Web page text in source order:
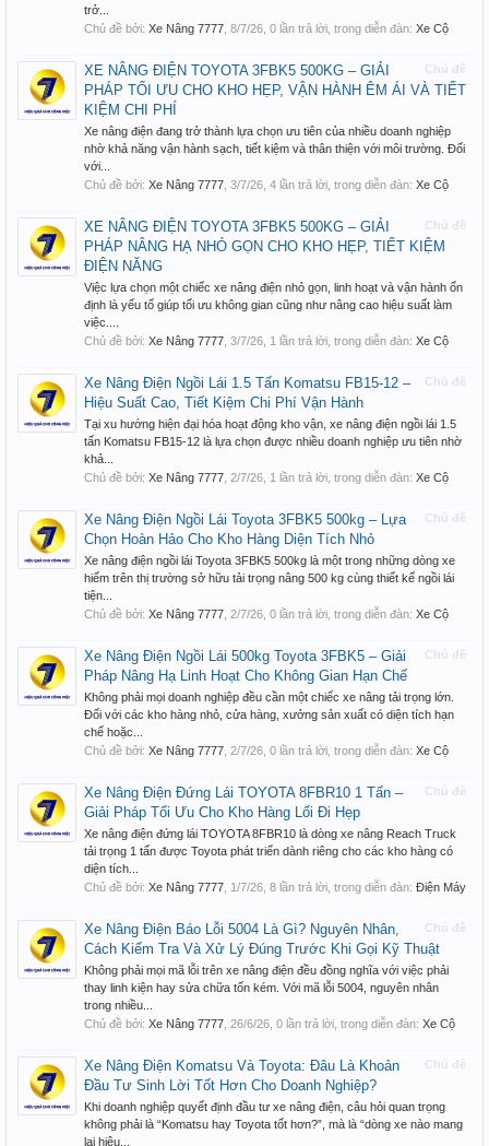
trở...
Chủ đề bởi: Xe Nâng 7777 8/7/26 , 0 lần trả lời, trong diễn đàn: Xe Cộ
Chủ đề
XE NÂNG ĐIỆN TOYOTA 3FBK5 500KG – GIẢI
PHÁP TỐI ƯU CHO KHO HẸP, VẬN HÀNH ÊM ÁI VÀ TIẾT
KIỆM CHI PHÍ
Xe nâng điện đang trở thành lựa chọn ưu tiên của nhiều doanh nghiệp
nhờ khả năng vận hành sạch, tiết kiệm và thân thiện với môi trường. Đối
với...
Chủ đề bởi: Xe Nâng 7777 3/7/26 , 4 lần trả lời, trong diễn đàn: Xe Cộ
Chủ đề
XE NÂNG ĐIỆN TOYOTA 3FBK5 500KG – GIẢI
PHÁP NÂNG HẠ NHỎ GỌN CHO KHO HẸP, TIẾT KIỆM
ĐIỆN NĂNG
Việc lựa chọn một chiếc xe nâng điện nhỏ gọn, linh hoạt và vận hành ổn
định là yếu tố giúp tối ưu không gian cũng như nâng cao hiệu suất làm
việc....
Chủ đề bởi: Xe Nâng 7777 3/7/26 , 1 lần trả lời, trong diễn đàn: Xe Cộ
Chủ đề
Xe Nâng Điện Ngồi Lái 1.5 Tấn Komatsu FB15-12 –
Hiệu Suất Cao, Tiết Kiệm Chi Phí Vận Hành
Tại xu hướng hiện đại hóa hoạt động kho vận, xe nâng điện ngồi lái 1.5
tấn Komatsu FB15-12 là lựa chọn được nhiều doanh nghiệp ưu tiên nhờ
khả...
Chủ đề bởi: Xe Nâng 7777 2/7/26 , 1 lần trả lời, trong diễn đàn: Xe Cộ
Chủ đề
Xe Nâng Điện Ngồi Lái Toyota 3FBK5 500kg – Lựa
Chọn Hoàn Hảo Cho Kho Hàng Diện Tích Nhỏ
Xe nâng điện ngồi lái Toyota 3FBK5 500kg là một trong những dòng xe
hiếm trên thị trường sở hữu tải trọng nâng 500 kg cùng thiết kế ngồi lái
tiện...
Chủ đề bởi: Xe Nâng 7777 2/7/26 , 0 lần trả lời, trong diễn đàn: Xe Cộ
Chủ đề
Xe Nâng Điện Ngồi Lái 500kg Toyota 3FBK5 – Giải
Pháp Nâng Hạ Linh Hoạt Cho Không Gian Hạn Chế
Không phải mọi doanh nghiệp đều cần một chiếc xe nâng tải trọng lớn.
Đối với các kho hàng nhỏ, cửa hàng, xưởng sản xuất có diện tích hạn
chế hoặc...
Chủ đề bởi: Xe Nâng 7777 2/7/26 , 0 lần trả lời, trong diễn đàn: Xe Cộ
Chủ đề
Xe Nâng Điện Đứng Lái TOYOTA 8FBR10 1 Tấn –
Giải Pháp Tối Ưu Cho Kho Hàng Lối Đi Hẹp
Xe nâng điện đứng lái TOYOTA 8FBR10 là dòng xe nâng Reach Truck
tải trọng 1 tấn được Toyota phát triển dành riêng cho các kho hàng có
diện tích...
Chủ đề bởi: Xe Nâng 7777 1/7/26 , 8 lần trả lời, trong diễn đàn: Điện Máy
Chủ đề
Xe Nâng Điện Báo Lỗi 5004 Là Gì? Nguyên Nhân,
Cách Kiểm Tra Và Xử Lý Đúng Trước Khi Gọi Kỹ Thuật
Không phải mọi mã lỗi trên xe nâng điện đều đồng nghĩa với việc phải
thay linh kiện hay sửa chữa tốn kém. Với mã lỗi 5004, nguyên nhân
trong nhiều...
Chủ đề bởi: Xe Nâng 7777 26/6/26 , 0 lần trả lời, trong diễn đàn: Xe Cộ
Chủ đề
Xe Nâng Điện Komatsu Và Toyota: Đâu Là Khoản
Đầu Tư Sinh Lời Tốt Hơn Cho Doanh Nghiệp?
Khi doanh nghiệp quyết định đầu tư xe nâng điện, câu hỏi quan trọng
không phải là “Komatsu hay Toyota tốt hơn?”, mà là “dòng xe nào mang
lại hiệu...